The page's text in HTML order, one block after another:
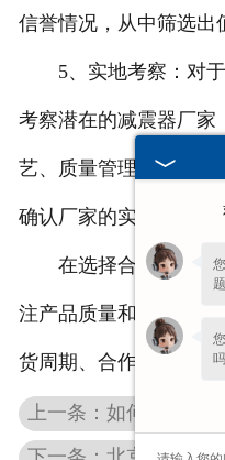
信誉情况，从中筛选出
5、实地考察：对于
考察潜在的减震器厂家
艺、质量管理体系、研
确认厂家的实力和信誉
在选择合适的长城风
注产品质量和价格外，
货周期、合作方式等因
上一条：如何解决北